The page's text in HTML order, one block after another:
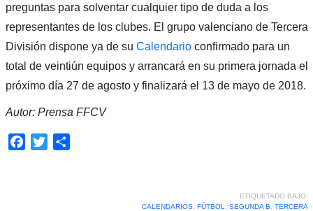
preguntas para solventar cualquier tipo de duda a los
representantes de los clubes. El grupo valenciano de Tercera
División dispone ya de su Calendario confirmado para un
total de veintiún equipos y arrancará en su primera jornada el
próximo día 27 de agosto y finalizará el 13 de mayo de 2018.
Autor: Prensa FFCV
Facebook
Twitter
ETIQUETADO BAJO:
CALENDARIOS, FÚTBOL SEGUNDA B TERCERA